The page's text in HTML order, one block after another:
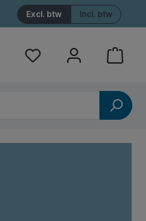
Incl. btw
Excl. btw
Referenties